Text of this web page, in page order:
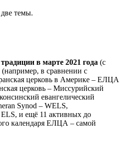
темы.
в марте 2021 года (с
(например, в сравнении с
церковь в Америке – ЕЛЦА
церковь – Миссурийский
евангелический
Synod – WELS,
ELS, и ещё 11 активных до
календаря ЕЛЦА – самой